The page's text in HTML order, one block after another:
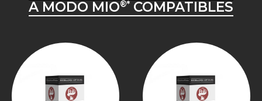
A MODO MIO®* COMPATIBLES